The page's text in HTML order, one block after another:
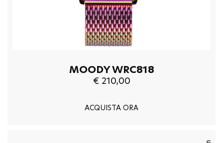
MOODY WRC818
€ 210,00
ACQUISTA ORA